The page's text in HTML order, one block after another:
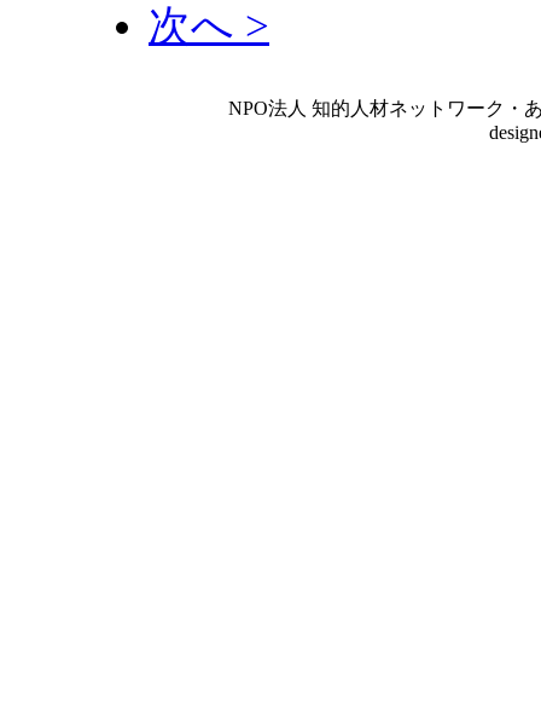
次へ >
NPO法人 知的人材ネットワーク・